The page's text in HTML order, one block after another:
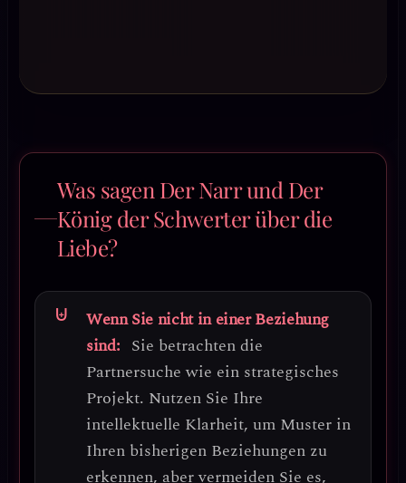
Was sagen Der Narr und Der
König der Schwerter über die
Liebe?
Wenn Sie nicht in einer Beziehung
sind: Sie betrachten die
Partnersuche wie ein strategisches
Projekt. Nutzen Sie Ihre
intellektuelle Klarheit, um Muster in
Ihren bisherigen Beziehungen zu
erkennen, aber vermeiden Sie es,